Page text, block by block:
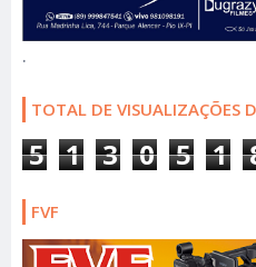
.
TOTAL DE VISUALIZAÇÕES
5 1 3 0 5 1
FVF